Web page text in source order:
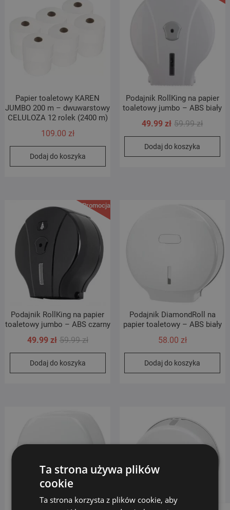
Papier toaletowy KAREN
JUMBO 200 m – dwuwarstowy
CELULOZA 12 rolek (2400 m)
109.00 zł
Dodaj do koszyka
Podajnik RollKing na papier
toaletowy jumbo – ABS biały
59.99zł
cena
59.99
49.99zł
cena
49.99
Dodaj do koszyka
Promocja!
Podajnik RollKing na papier
toaletowy jumbo – ABS czarny
59.99złPierwotna
cena
59.99 zł.
49.99 zł
Aktualna
cena
49.99 zł.
Dodaj do koszyka
Podajnik DiamondRoll na
papier toaletowy – ABS biały
58.00 zł
Dodaj do koszyka
Ta strona używa plików
cookie
Ta strona korzysta z plików cookie, aby